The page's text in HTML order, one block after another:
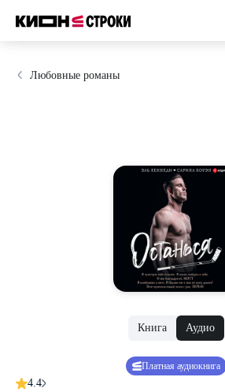
Любовные романы
Книга Аудио
Платная аудиокнига
4.4